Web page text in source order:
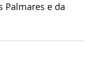
Palmares e da